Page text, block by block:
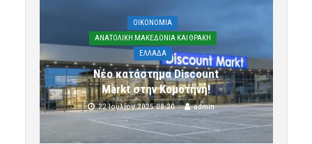
OIKONOMIA
ΑΝΑΤΟΛΙΚΗ ΜΑΚΕΔΟΝΙΑ ΚΑΙ ΘΡΑΚΗ
ΕΛΛΑΔΑ
Νέο κατάστημα Discount
Markt στην Κομοτηνή!
22 Ιουλίου 2025 08:20 admin